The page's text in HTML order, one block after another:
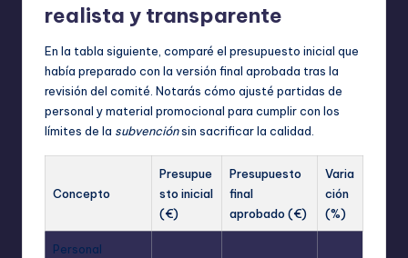
realista y transparente
En la tabla siguiente, comparé el presupuesto inicial que
había preparado con la versión final aprobada tras la
revisión del comité. Notarás cómo ajusté partidas de
personal y material promocional para cumplir con los
límites de la subvenciónsin sacrificar la calidad.
Concepto
Presupue
sto inicial
(€)
Presupuesto
final
aprobado (€)
Varia
ción
(%)
Personal